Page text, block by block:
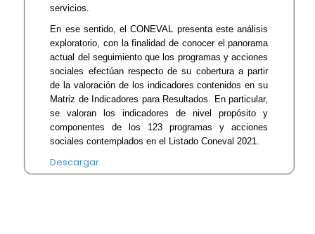
servicios.
En ese sentido, el CONEVAL presenta este análisis
exploratorio, con la finalidad de conocer el panorama
actual del seguimiento que los programas y acciones
sociales efectúan respecto de su cobertura a partir
de la valoración de los indicadores contenidos en su
Matriz de Indicadores para Resultados. En particular,
se valoran los indicadores de nivel propósito y
componentes de los 123 programas y acciones
sociales contemplados en el Listado Coneval 2021.
Descargar